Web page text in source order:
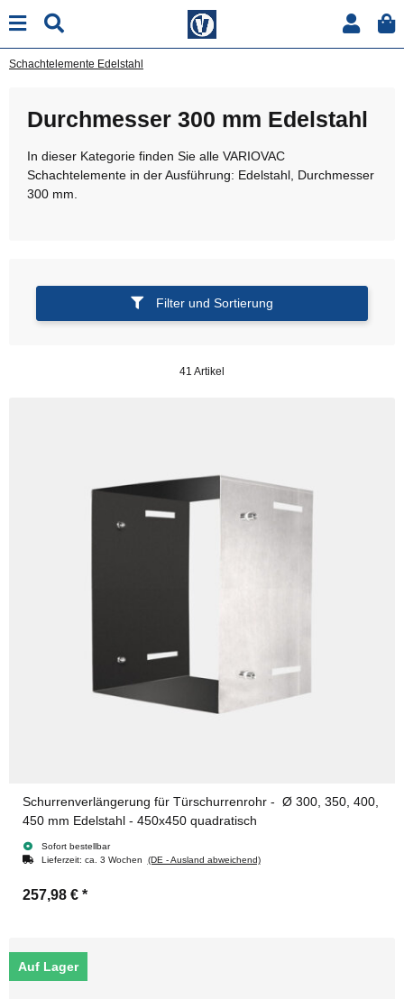
Schachtelemente Edelstahl
Durchmesser 300 mm Edelstahl
In dieser Kategorie finden Sie alle VARIOVAC
Schachtelemente in der Ausführung: Edelstahl, Durchmesser
300 mm.
Filter und Sortierung
41 Artikel
Schurrenverlängerung für Türschurrenrohr - Ø 300, 350, 400,
450 mm Edelstahl - 450x450 quadratisch
Sofort bestellbar
Lieferzeit: ca. 3 Wochen (DE - Ausland abweichend)
257,98 € *
Auf Lager